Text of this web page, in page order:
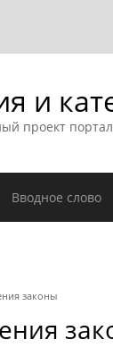
и
проект
Вводное слово
законы